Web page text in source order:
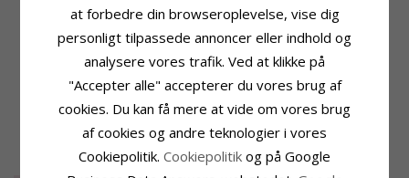
Bubbly Twist
CHANTI pris 255,-
at forbedre din browseroplevelse, vise dig
personligt tilpassede annoncer eller indhold og
analysere vores trafik. Ved at klikke på
"Accepter alle" accepterer du vores brug af
cookies. Du kan få mere at vide om vores brug
af cookies og andre teknologier i vores
Cookiepolitik. Cookiepolitik og på Google